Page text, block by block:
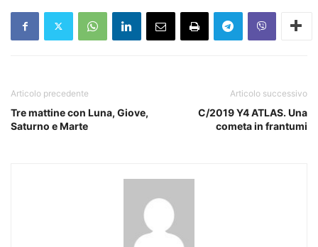
Articolo precedente
Tre mattine con Luna, Giove,
Saturno e Marte
Articolo successivo
C/2019 Y4 ATLAS. Una
cometa in frantumi